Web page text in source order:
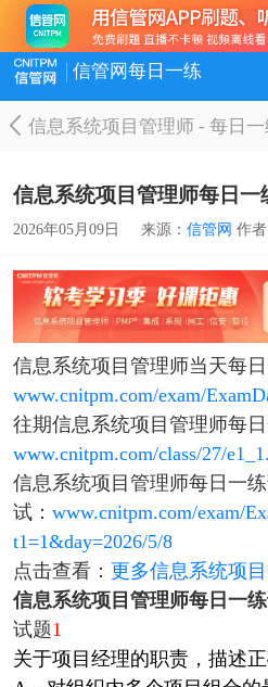
信管网每日一练
信息系统项目管理师-每日一
信息系统项目管理师每日一
2026年05月09日 来源： 信管网 作
信息系统项目管理师当天每日
www.cnitpm.com/exam/
往期信息系统项目管理师每日
www.cnitpm.com/class/27/
信息系统项目管理师每日一
试： www.cnitpm.com/exam/
t1=1&day=2026/5/8
点击查看： 更多信息系统项
信息系统项目管理师每日一练
试题1
关于项目经理的职责，描述正